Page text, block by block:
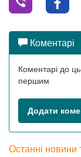
Коментарі
Коментарі до
першим
Додати
Останні новини